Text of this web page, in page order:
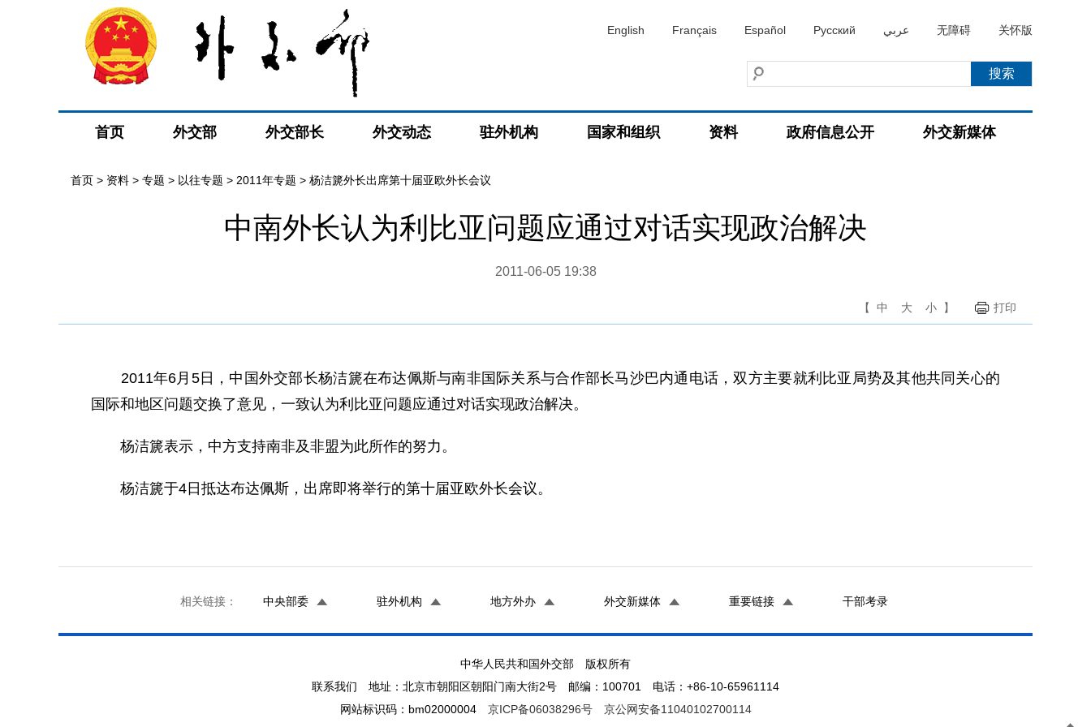
English Français Español Русский عربي 无障碍 关怀版
首页 外交部 外交部长 外交动态 驻外机构 国家和组织 资料 政府信息公开 外交新媒体
首页 > 资料 > 专题 > 以往专题 > 2011年专题 > 杨洁篪外长出席第十届亚欧外长会议
中南外长认为利比亚问题应通过对话实现政治解决
2011-06-05 19:38
【 中 大 小 】 打印
2011年6月5日，中国外交部长杨洁篪在布达佩斯与南非国际关系与合作部长马沙巴内通电话，双方主要就利比亚局势及其他共同关心的
国际和地区问题交换了意见，一致认为利比亚问题应通过对话实现政治解决。
杨洁篪表示，中方支持南非及非盟为此所作的努力。
杨洁篪于4日抵达布达佩斯，出席即将举行的第十届亚欧外长会议。
相关链接： 中央部委 驻外机构 地方外办 外交新媒体 重要链接 干部考录
中华人民共和国外交部 版权所有
联系我们 地址：北京市朝阳区朝阳门南大街2号 邮编：100701 电话：+86-10-65961114
网站标识码：bm02000004 京ICP备06038296号 京公网安备11040102700114